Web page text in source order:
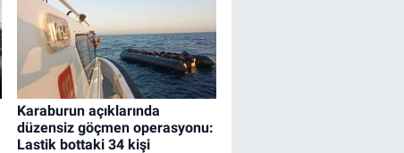
Karaburun açıklarında
düzensiz göçmen operasyonu:
Lastik bottaki 34 kişi